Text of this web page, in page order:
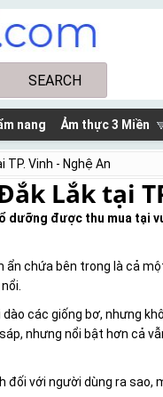
nang Ảm thực 3 Miền
TP. Vinh - Nghệ An
Lắk tại
dưỡng được thu mua tại
ẩn chứa bên trong là cả
các giống bơ, nhưng
nhưng nổi bật hơn cả
đối với người dùng ra sao,